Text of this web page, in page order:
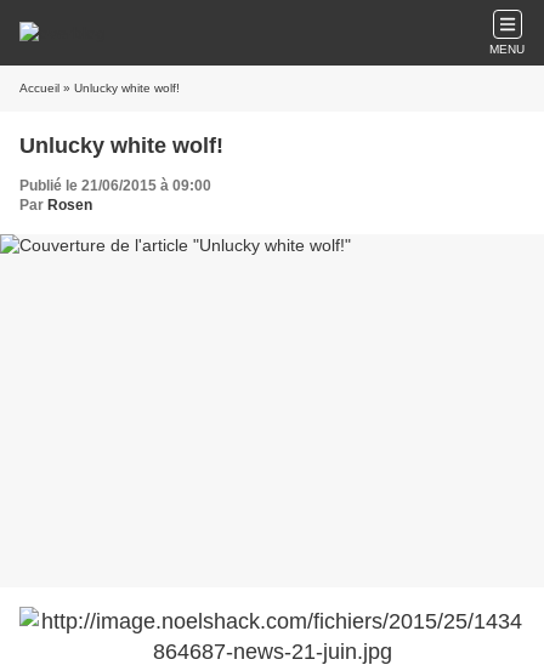
MENU
Accueil » Unlucky white wolf!
Unlucky white wolf!
Publié le 21/06/2015 à 09:00
Par Rosen